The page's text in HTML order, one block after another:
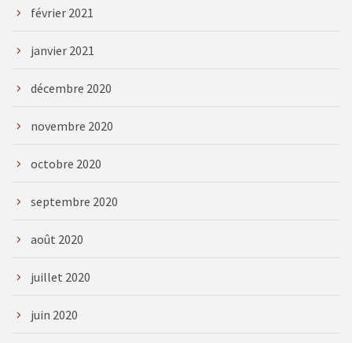
février 2021
janvier 2021
décembre 2020
novembre 2020
octobre 2020
septembre 2020
août 2020
juillet 2020
juin 2020